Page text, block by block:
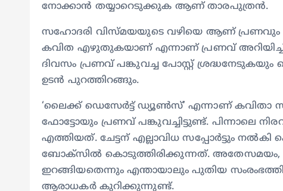
നോക്കാൻ തയ്യാറെടുക്കുക ആണ് താരപുത്രൻ.
സഹോദരി വിസ്മയയുടെ വഴിയെ ആണ് പ്രണവും
കവിത എഴുതുകയാണ് എന്നാണ് പ്രണവ്
ദിവസം പ്രണവ് പങ്കുവച്ച പോസ്റ്റ്
ഉടൻ പുറത്തിറങ്ങും.
‘ലൈക്ക് ഡെസേർട്ട് ഡ്യൂൺസ്’ എന്നാണ് കവിതാ
ഫോട്ടോയും പ്രണവ് പങ്കുവച്ചിട്ടുണ്ട്. പിന്നാലെ
എത്തിയത്. ചേട്ടന് എല്ലാവിധ സപ്പോർട്ടും
ബോക്സിൽ കൊടുത്തിരിക്കുന്നത്. അതേസമയം,
ഇറങ്ങിയതെന്നും എന്തായാലും പുതിയ
ആരാധകർ കുറിക്കുന്നുണ്ട്.